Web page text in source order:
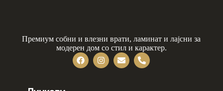
Премиум собни и влезни врати, ламинат и лајсни за
модерен дом со стил и карактер.